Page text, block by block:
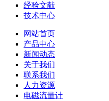
经验文献
技术中心
网站首页
产品中心
新闻动态
关于我们
联系我们
人力资源
电磁流量计